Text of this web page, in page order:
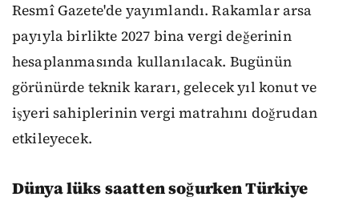
Resmî Gazete'de yayımlandı. Rakamlar arsa
payıyla birlikte 2027 bina vergi değerinin
hesaplanmasında kullanılacak. Bugünün
görünürde teknik kararı, gelecek yıl konut ve
işyeri sahiplerinin vergi matrahını doğrudan
etkileyecek.
Dünya lüks saatten soğurken Türkiye